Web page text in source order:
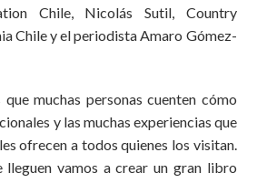
Chile, Nicolás Sutil, Country
Chile y el periodista Amaro Gómez-
muchas personas cuenten cómo
y las muchas experiencias que
ofrecen a todos quienes los visitan.
lleguen vamos a crear un gran libro